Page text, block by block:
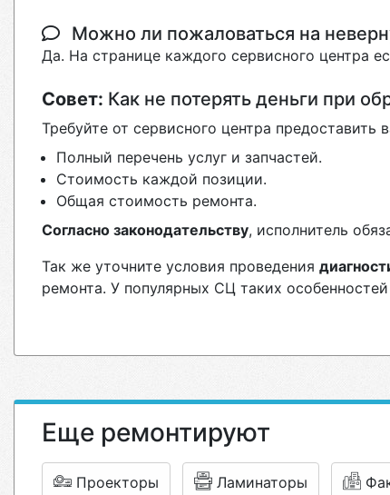
Можно ли пожаловаться на
Да. На странице каждого сервисного центра
Совет: Как не потерять деньги при
Требуйте от сервисного центра
Полный перечень услуг и запчастей.
Стоимость каждой позиции.
Общая стоимость ремонта.
Согласно законодательству, исполнитель
Так же уточните условия проведения
ремонта. У популярных СЦ таких
Еще ремонтируют
Проекторы Ламинаторы